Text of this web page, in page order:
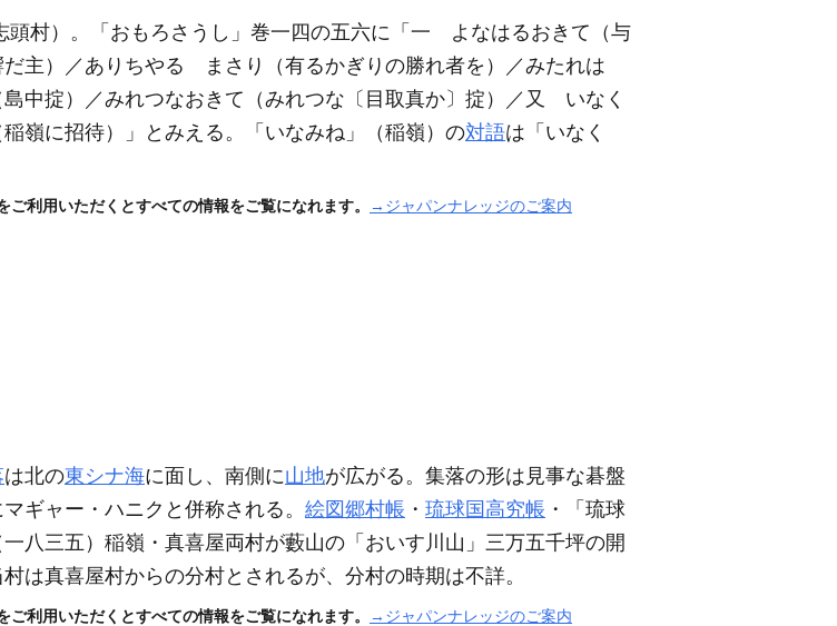
頭村） 。「おもろさうし」巻一四の五六に「一 よなはるおきて （与
主） ／ありちやる まさり （有るかぎりの勝れ者を）
／みたれは
島中掟） ／みれつなおきて （みれつな〔目取真か〕掟）
／又 いなく
稲嶺に招待） 」とみえる。「いなみね」 （稲嶺） の対語は「いなく
利用いただくとすべての情報をご覧になれます。 →ジャパンナレッジのご案内
は北の東シナ海に面し、南側に山地が広がる。集落の形は見事な碁盤
ギャー・ハニクと併称される。 絵図郷村帳 ・ 琉球国高究帳 ・「琉球
一八三五） 稲嶺・真喜屋両村が藪山の「おいす川山」三万五千坪の開
村は真喜屋村からの分村とされるが、分村の時期は不詳。
利用いただくとすべての情報をご覧になれます。 →ジャパンナレッジのご案内